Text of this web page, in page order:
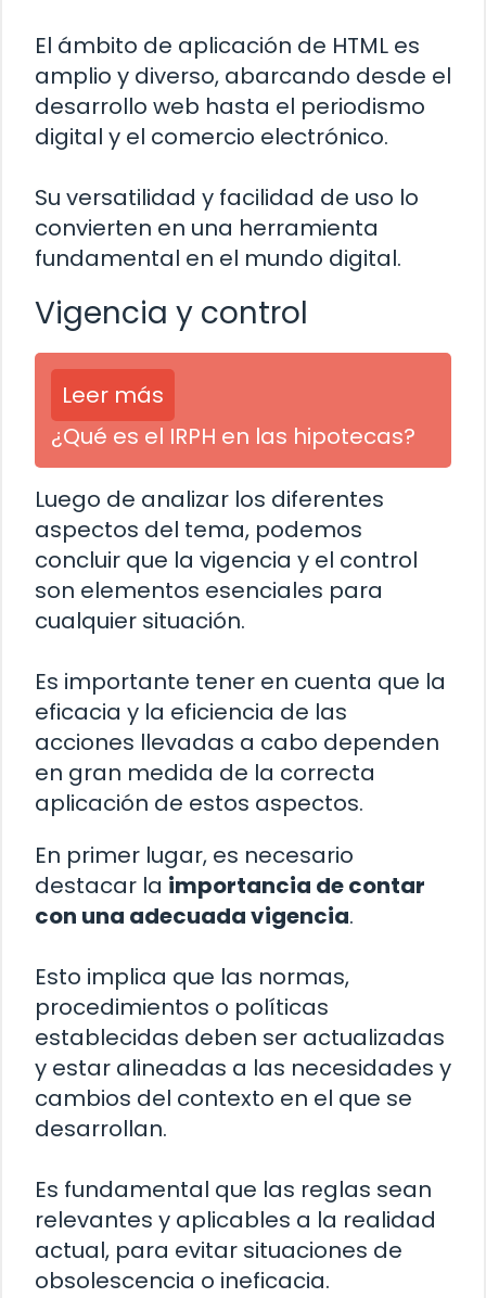
El ámbito de aplicación de HTML es
amplio y diverso, abarcando desde el
desarrollo web hasta el periodismo
digital y el comercio electrónico.
Su versatilidad y facilidad de uso lo
convierten en una herramienta
fundamental en el mundo digital.
Vigencia y control
Leer más
¿Qué es el IRPH en las hipotecas?
Luego de analizar los diferentes
aspectos del tema, podemos
concluir que la vigencia y el control
son elementos esenciales para
cualquier situación.
Es importante tener en cuenta que la
eficacia y la eficiencia de las
acciones llevadas a cabo dependen
en gran medida de la correcta
aplicación de estos aspectos.
En primer lugar, es necesario
destacar la importancia de contar
con una adecuada vigencia.
Esto implica que las normas,
procedimientos o políticas
establecidas deben ser actualizadas
y estar alineadas a las necesidades y
cambios del contexto en el que se
desarrollan.
Es fundamental que las reglas sean
relevantes y aplicables a la realidad
actual, para evitar situaciones de
obsolescencia o ineficacia.